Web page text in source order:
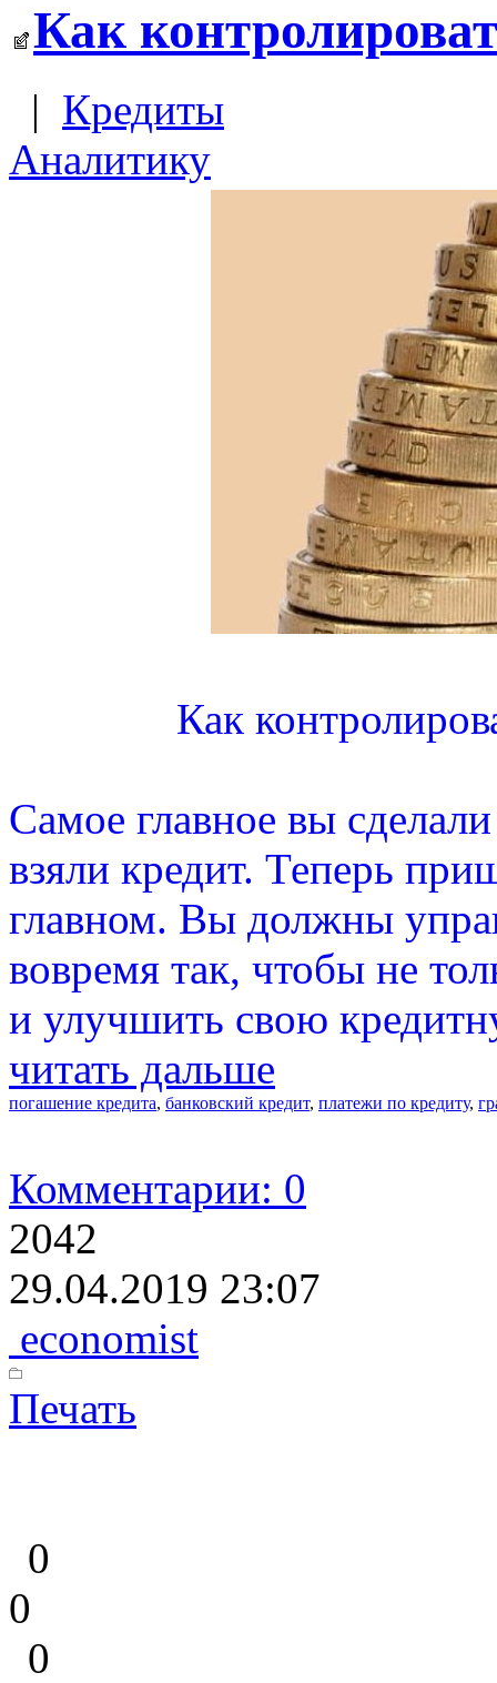
Как
| Кредиты
Аналитику
Как
Самое главное вы
взяли кредит. Теперь
главном. Вы должны
вовремя так, чтобы не
и улучшить свою
читать дальше
погашение кредита, банковский кредит, платежи по кредиту,
Комментарии: 0
2042
29.04.2019 23:07
economist
Печать
0
0
0